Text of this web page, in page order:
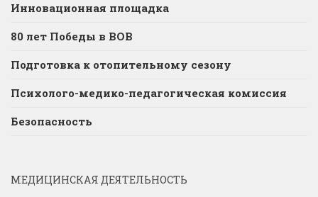
Инновационная площадка
80 лет Победы в ВОВ
Подготовка к отопительному сезону
Психолого-медико-педагогическая комиссия
Безопасность
МЕДИЦИНСКАЯ ДЕЯТЕЛЬНОСТЬ